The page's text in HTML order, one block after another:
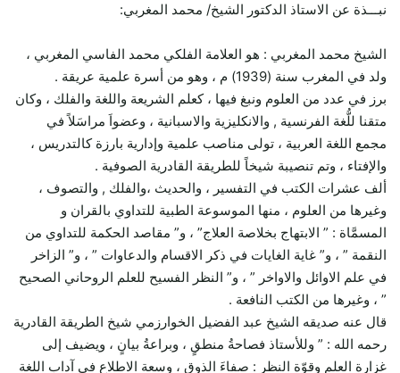
نبـــذة عن الاستاذ الدكتور الشيخ/ محمد المغربي:
الشيخ محمد المغربي : هو العلامة الفلكي محمد الفاسي المغربي ،
ولد في المغرب سنة (1939) م ، وهو من أسرة علمية عريقة .
برز في عدد من العلوم ونبغ فيها ، كعلم الشريعة واللغة والفلك ، وكان
متقنا للُّغة الفرنسية , والانكليزية والاسبانية ، وعضواَ مراسَلاً في
مجمع اللغة العربية ، تولى مناصب علمية وإدارية بارزة كالتدريس ،
والإفتاء ، وتم تنصيبة شيخاً للطريقة القادرية الصوفية .
ألف عشرات الكتب في التفسير ، والحديث ،والفلك , والتصوف ،
وغيرها من العلوم ، منها الموسوعة الطبية للتداوي بالقران و
المسمَّاة : ” الابتهاج بخلاصة العلاج” ، و” مقاصد الحكمة للتداوي من
النقمة ” ، و” غاية الغايات في ذكر الاقسام والدعاوات ” ، و” الزاخر
في علم الاوائل والاواخر ” ، و” النظر الفسيح للعلم الروحاني الصحيح
” ، وغيرها من الكتب النافعة .
قال عنه صديقه الشيخ عبد الفضيل الخوارزمي شيخ الطريقة القادرية
رحمه الله : ” وللأستاذ فصاحةُ منطقٍ ، وبراعةُ بيانٍ ، ويضيف إلى
غزارة العلم وقوّة النظر : صفاءَ الذوق ، وسعة الاطلاع في آداب اللغة